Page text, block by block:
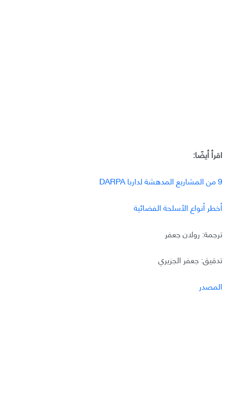
اقرأ أيضًا:
9 من المشاريع المدهشة لداربا DARPA
أخطر أنواع الأسلحة الفضائية
ترجمة: رولان جعفر
تدقيق: جعفر الجزيري
المصدر